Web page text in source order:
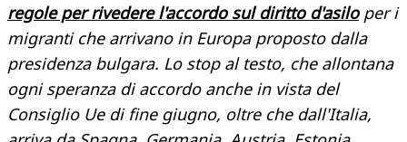
regole per rivedere l'accordo sul diritto d'asiloper i
migranti che arrivano in Europa proposto dalla
presidenza bulgara. Lo stop al testo, che allontana
ogni speranza di accordo anche in vista del
Consiglio Ue di fine giugno, oltre che dall'Italia,